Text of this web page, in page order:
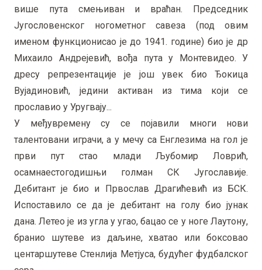
више пута смењиван и враћан. Председник
Југословенског ногометног савеза (под овим
именом функционисао је до 1941. године) био је др
Михаило Андрејевић, вођа пута у Монтевидео. У
дресу репрезентације је још увек био Ђокица
Вујадиновић, једини активан из тима који се
прославио у Уругвају...
У међувремену су се појавили многи нови
талентовани играчи, а у мечу са Енглезима на гол је
први пут стао млади Љубомир Ловрић,
осамнаестогодишњи голман СК Југославије.
Дебитант је био и Првослав Драгићевић из БСК.
Испоставило се да је дебитант на голу био јунак
дана. Летео је из угла у угао, бацао се у ноге Лаутону,
бранио шутеве из даљине, хватао или боксовао
центаршутеве Стенлија Метјуса, будућег фудбалског